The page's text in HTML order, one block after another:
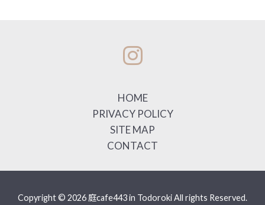
HOME
PRIVACY POLICY
SITE MAP
CONTACT
Copyright © 2026 庭cafe443 in Todoroki All rights Reserved.